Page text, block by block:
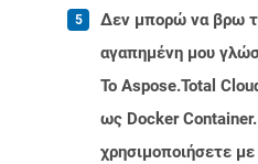
Δεν μπορώ να βρω
αγαπημένη μου
Το Aspose.Total
ως Docker
χρησιμοποιήσετε